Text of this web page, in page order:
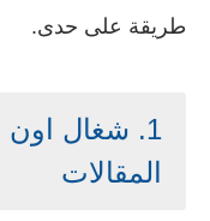
طريقة على حدى.
1. شغال اون
المقالات